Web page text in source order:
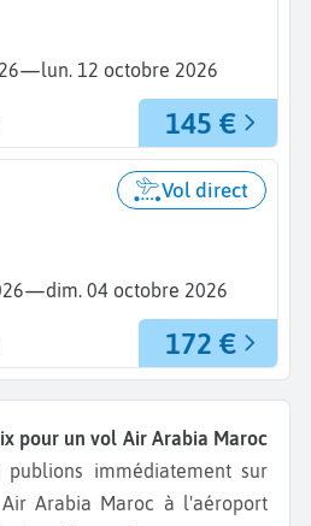
—lun. 12 octobre 2026
145 €
—dim. 04 octobre 2026
Vol direct
172 €
pour un vol Air Arabia Maroc
immédiatement sur
Arabia Maroc à l'aéroport